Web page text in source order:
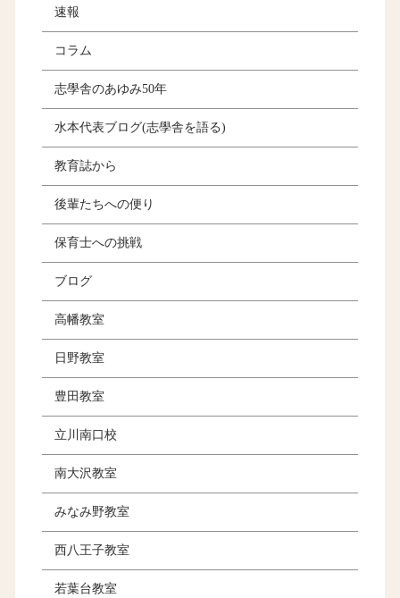
速報
コラム
志學舎のあゆみ50年
水本代表ブログ(志學舎を語る)
教育誌から
後輩たちへの便り
保育士への挑戦
ブログ
高幡教室
日野教室
豊田教室
立川南口校
南大沢教室
みなみ野教室
西八王子教室
若葉台教室